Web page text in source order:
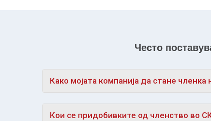
Често
Како мојата компанија да стане
Кои се придобивките од членство во